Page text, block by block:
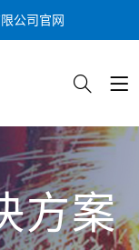
公司官网
方案